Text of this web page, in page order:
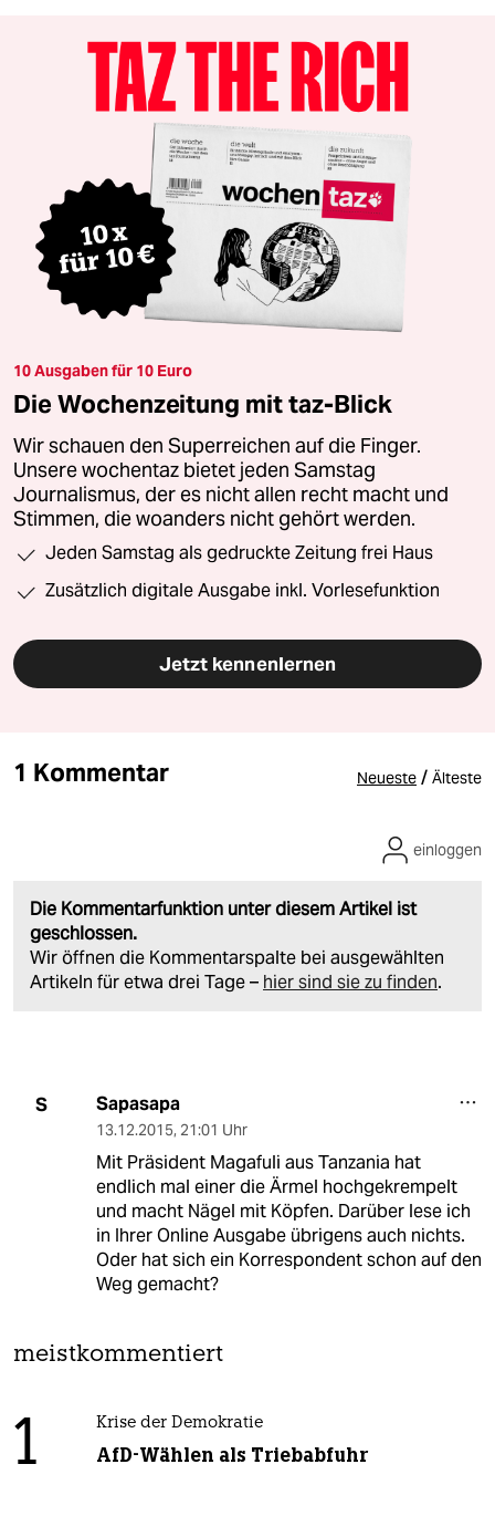
10 Ausgaben für 10 Euro
Die Wochenzeitung mit taz-Blick
Wir schauen den Superreichen auf die Finger.
Unsere wochentaz bietet jeden Samstag
Journalismus, der es nicht allen recht macht und
Stimmen, die woanders nicht gehört werden.
Jeden Samstag als gedruckte Zeitung frei Haus
Zusätzlich digitale Ausgabe inkl. Vorlesefunktion
Jetzt kennenlernen
1 Kommentar Neueste / Älteste
Die Kommentarfunktion unter diesem Artikel ist
geschlossen.
Wir öffnen die Kommentarspalte bei ausgewählten
Artikeln für etwa drei Tage – hier sind sie zu finden.
einloggen
S Sapasapa
13.12.2015, 21:01 Uhr
Mit Präsident Magafuli aus Tanzania hat
endlich mal einer die Ärmel hochgekrempelt
und macht Nägel mit Köpfen. Darüber lese ich
in Ihrer Online Ausgabe übrigens auch nichts.
Oder hat sich ein Korrespondent schon auf den
Weg gemacht?
meistkommentiert
1 Krise der Demokratie
AfD-Wählen als Triebabfuhr